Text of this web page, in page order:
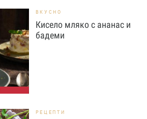
ВКУСНО
Кисело мляко с ананас и
бадеми
РЕЦЕПТИ